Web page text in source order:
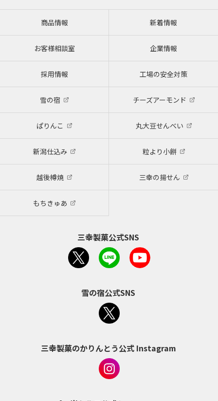
商品情報 新着情報
お客様相談室 企業情報
採用情報 工場の安全対策
雪の宿 チーズアーモンド
ぱりんこ 丸大豆せんべい
新潟仕込み 粒より小餅
越後樽焼 三幸の揚せん
もちきゅあ
三幸製菓公式SNS
雪の宿公式SNS
三幸製菓のかりんとう公式 Instagram